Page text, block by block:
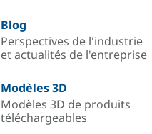
Blog
Perspectives de l'industrie
et actualités de l'entreprise
Modèles 3D
Modèles 3D de produits
téléchargeables